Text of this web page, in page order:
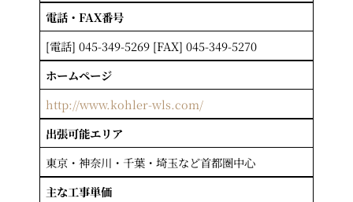
電話・FAX番号
[電話] 045-349-5269 [FAX] 045-349-5270
ホームページ
http://www.kohler-wls.com/
出張可能エリア
東京・神奈川・千葉・埼玉など首都圏中心
主な工事単価